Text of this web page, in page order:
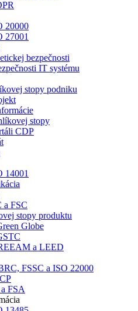
20000
27001
bezpečnosti
IT systému
stopy podniku
stopy
CDP
14001
a FSC
stopy produktu
Globe
a LEED
FSSC a ISO 22000
FSA